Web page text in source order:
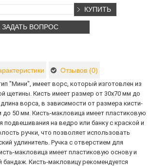
ЗАДАТЬ ВОПРОС
Отзывов (0)
"Мини", имеет ворс, который изготовлен из
щетины. Кисть имеет размер от 30х70 мм до
ворса, в зависимости от размера кисти-
50 мм. Кисть-макловица имеет пластиковую
подвешивания на ведро или банку с краской и
ручки, что позволяет использовать
удлинитель. Ручка с отверстием для
макловица имеет пластиковую основу и
бандаж. Кисть-макловицу рекомендуется